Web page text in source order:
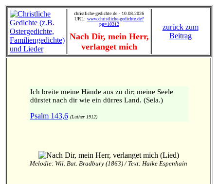
christliche-gedichte.de - 10.08.2026
URL: www.christliche-gedichte.de?
pg=10312
Nach Dir, mein Herr,
verlanget mich
zurück zum
Beitrag
Ich breite meine Hände aus zu dir; meine Seele
dürstet nach dir wie ein dürres Land. (Sela.)
Psalm 143,6 (Luther 1912)
Melodie: Wil. Bat. Bradbury (1863) / Text: Haike Espenhain